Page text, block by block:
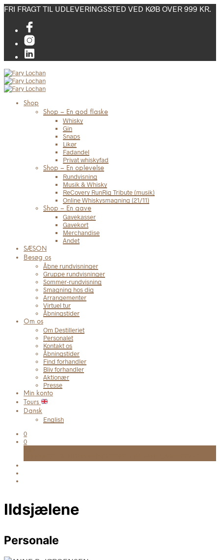
FRI FRAGT TIL UDLEVERINGSSTED VED KØB OVER 999 KR.
Shop
Shop – En god flaske
Whisky
Gin
Snaps
Likør
Fadandel
Privat whiskyfad
Shop – En oplevelse
Rundvisning
Musik & Whisky
ReCovery RunRig Tribute (musik)
Online Whiskysmagning (21/11)
Shop – En gave
Gavekasser
Gavekort
Merchandise
Andet
SÆSON
Besøg os
Åbne rundvisninger
Gruppe rundvisninger
Sommer-rundvisning
Smagning hos dig
Arrangementer
Virtuel tur
Åbningstider
Om os
Om Destilleriet
Personalet
Kontakt os
Åbningstider
Find forhandler
Bliv forhandler
Aktionær
Presse
Min konto
Tours
Dansk
English
0
0
Ildsjælene
Personale